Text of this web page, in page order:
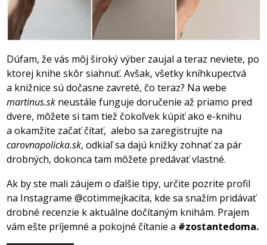
Dúfam, že vás môj široký výber zaujal a teraz neviete, po
ktorej knihe skôr siahnuť. Avšak, všetky kníhkupectvá
a knižnice sú dočasne zavreté, čo teraz? Na webe
martinus.sk neustále funguje doručenie až priamo pred
dvere, môžete si tam tiež čokoľvek kúpiť ako e-knihu
a okamžite začať čítať, alebo sa zaregistrujte na
carovnapolicka.sk, odkiaľ sa dajú knižky zohnať za pár
drobných, dokonca tam môžete predávať vlastné.
Ak by ste mali záujem o ďalšie tipy, určite pozrite profil
na Instagrame @cotimmejkacita, kde sa snažím pridávať
drobné recenzie k aktuálne dočítaným knihám. Prajem
vám ešte príjemné a pokojné čítanie a #zostantedoma.